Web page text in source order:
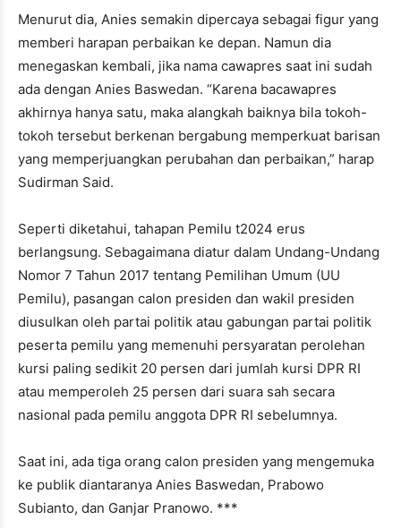
Menurut dia, Anies semakin dipercaya sebagai figur yang
memberi harapan perbaikan ke depan. Namun dia
menegaskan kembali, jika nama cawapres saat ini sudah
ada dengan Anies Baswedan. “Karena bacawapres
akhirnya hanya satu, maka alangkah baiknya bila tokoh-
tokoh tersebut berkenan bergabung memperkuat barisan
yang memperjuangkan perubahan dan perbaikan,” harap
Sudirman Said.
Seperti diketahui, tahapan Pemilu t2024 erus
berlangsung. Sebagaimana diatur dalam Undang-Undang
Nomor 7 Tahun 2017 tentang Pemilihan Umum (UU
Pemilu), pasangan calon presiden dan wakil presiden
diusulkan oleh partai politik atau gabungan partai politik
peserta pemilu yang memenuhi persyaratan perolehan
kursi paling sedikit 20 persen dari jumlah kursi DPR RI
atau memperoleh 25 persen dari suara sah secara
nasional pada pemilu anggota DPR RI sebelumnya.
Saat ini, ada tiga orang calon presiden yang mengemuka
ke publik diantaranya Anies Baswedan, Prabowo
Subianto, dan Ganjar Pranowo. ***